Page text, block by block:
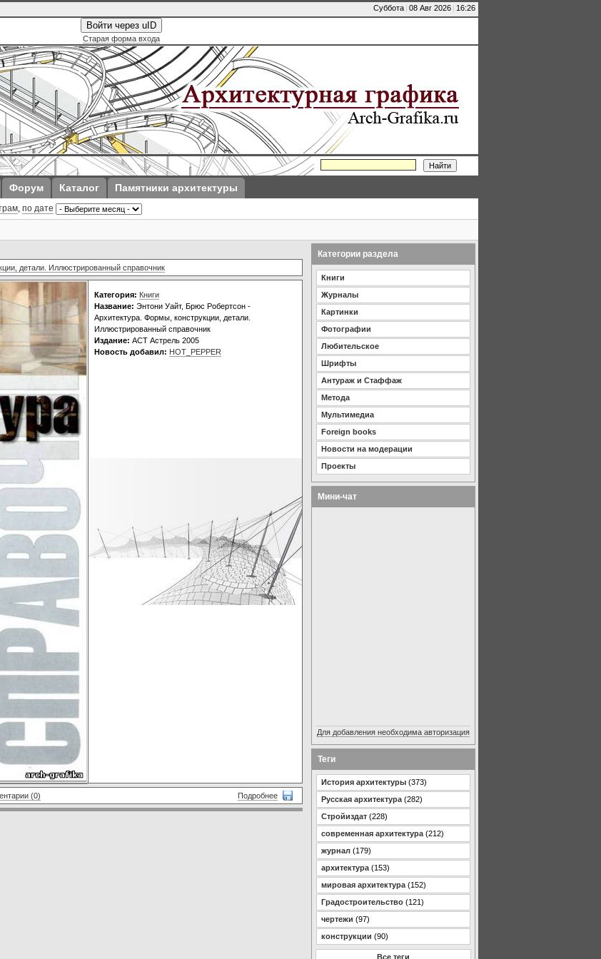
Суббота | 08 Авг 2026 | 16:26
Войти через uID
Старая форма входа
Форум Каталог Памятники архитектуры
, по дате
детали. Иллюстрированный справочник
Категория: Книги
Название: Энтони Уайт, Брюс Робертсон -
Архитектура. Формы, конструкции, детали.
Иллюстрированный справочник
Издание: АСТ Астрель 2005
Новость добавил: HOT_PEPPER
Подробнее
(0)
Категории раздела
Книги
Журналы
Картинки
Фотографии
Любительское
Шрифты
Антураж и Стаффаж
Метода
Мультимедиа
Foreign books
Новости на модерации
Проекты
Мини-чат
Для добавления необходима авторизация
Теги
История архитектуры (373)
Русская архитектура (282)
Стройиздат (228)
современная архитектура (212)
журнал (179)
архитектура (153)
мировая архитектура (152)
Градостроительство (121)
чертежи (97)
конструкции (90)
Все теги